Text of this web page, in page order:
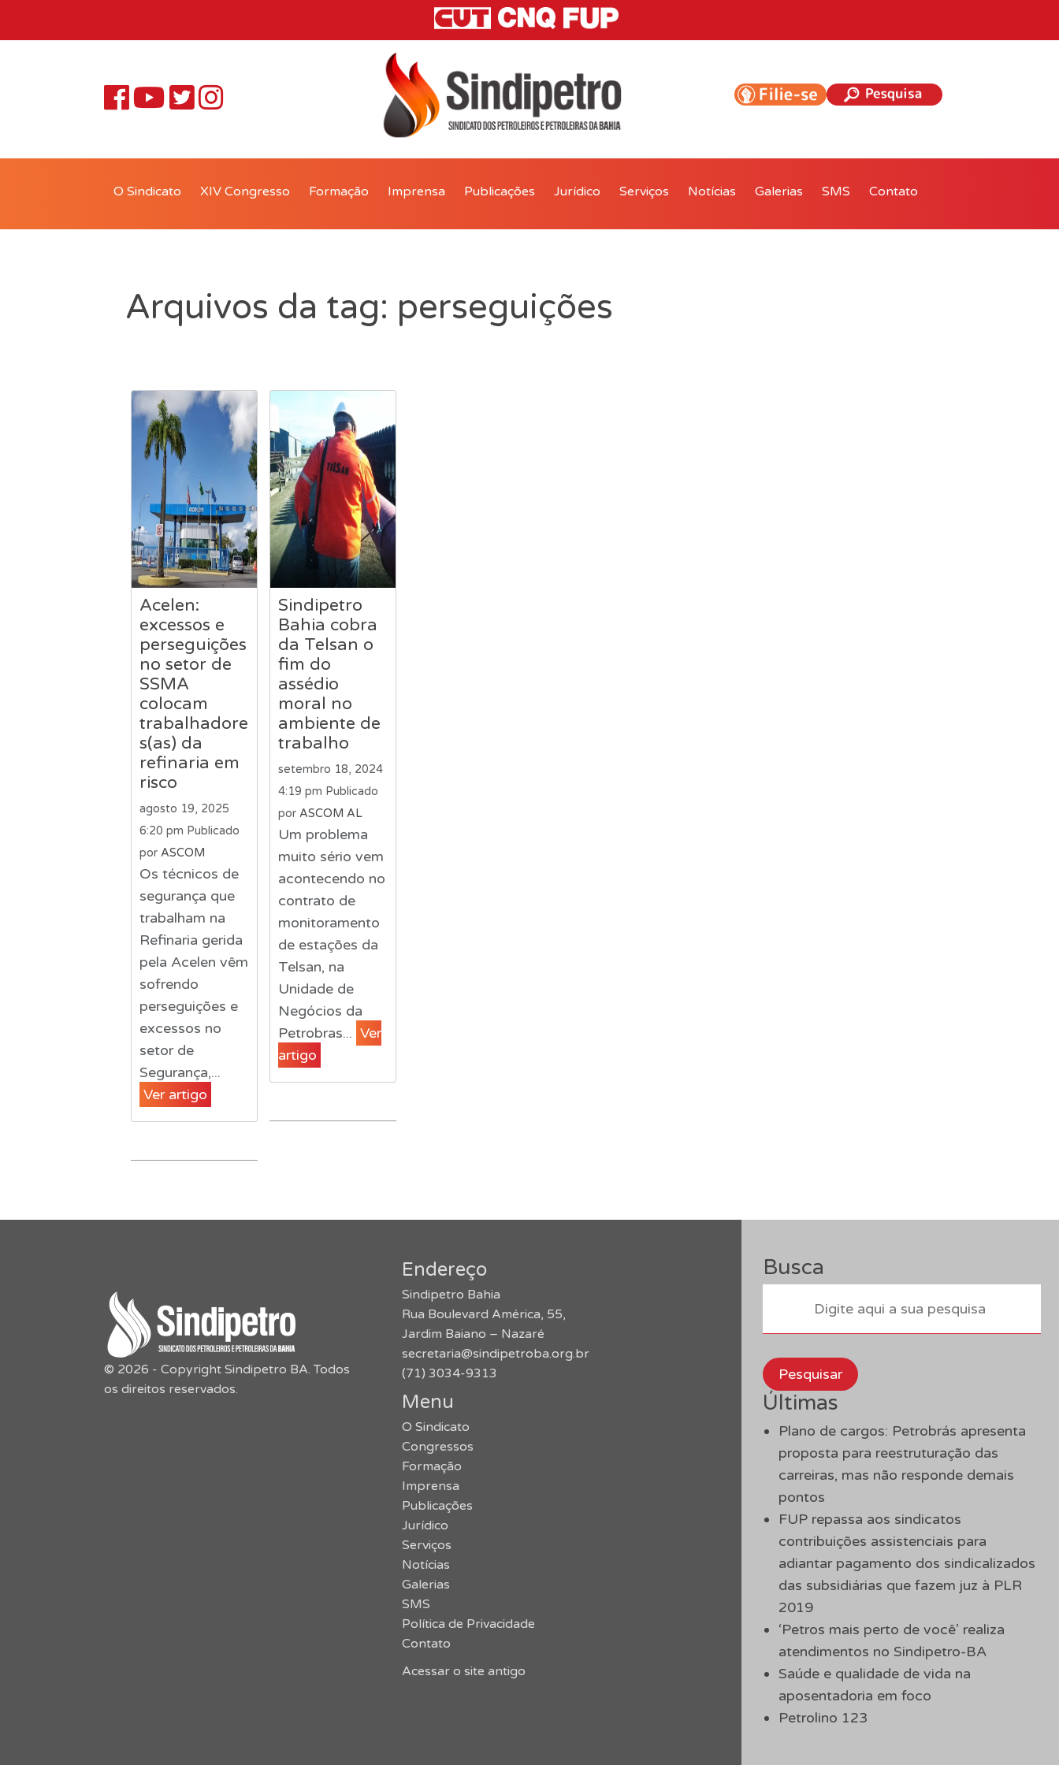
O Sindicato XIV Congresso Formação Imprensa Publicações Jurídico Serviços Notícias Galerias SMS Contato
Arquivos da tag: perseguições
Acelen:
excessos e
perseguições
no setor de
SSMA
colocam
trabalhadore
s(as) da
refinaria em
risco
agosto 19, 2025
6:20 pm Publicado
porASCOM
Os técnicos de
segurança que
trabalham na
Refinaria gerida
pela Acelen vêm
sofrendo
perseguições e
excessos no
setor de
Segurança,...
Ver artigo
Sindipetro
Bahia cobra
da Telsan o
fim do
assédio
moral no
ambiente de
trabalho
setembro 18, 2024
4:19 pm Publicado
por ASCOM AL
Um problema
muito sério vem
acontecendo no
contrato de
monitoramento
de estações da
Telsan, na
Unidade de
Negócios da
Petrobras... Ver
artigo
Busca
Pesquisar
Últimas
Plano de cargos: Petrobrás apresenta
proposta para reestruturação das
carreiras, mas não responde demais
pontos
FUP repassa aos sindicatos
contribuições assistenciais para
adiantar pagamento dos sindicalizados
das subsidiárias que fazem juz à PLR
2019
‘Petros mais perto de você’ realiza
atendimentos no Sindipetro-BA
Saúde e qualidade de vida na
aposentadoria em foco
Petrolino 123
© 2026 - Copyright Sindipetro BA. Todos
os direitos reservados.
Endereço
Sindipetro Bahia
Rua Boulevard América, 55,
Jardim Baiano – Nazaré
secretaria@sindipetroba.org.br
(71) 3034-9313
Menu
O Sindicato
Congressos
Formação
Imprensa
Publicações
Jurídico
Serviços
Notícias
Galerias
SMS
Política de Privacidade
Contato
Acessar o site antigo